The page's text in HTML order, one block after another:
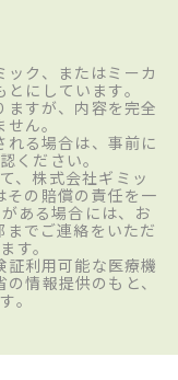
ク、またはミーカ
にしています。
すが、内容を完全
ん。
る場合は、事前に
ください。
、株式会社ギミッ
その賠償の責任を一
ある場合には、お
でご連絡をいただ
す。
利用可能な医療機
情報提供のもと、
。